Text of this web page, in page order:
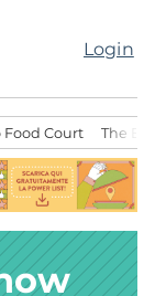
Login
Food Court The